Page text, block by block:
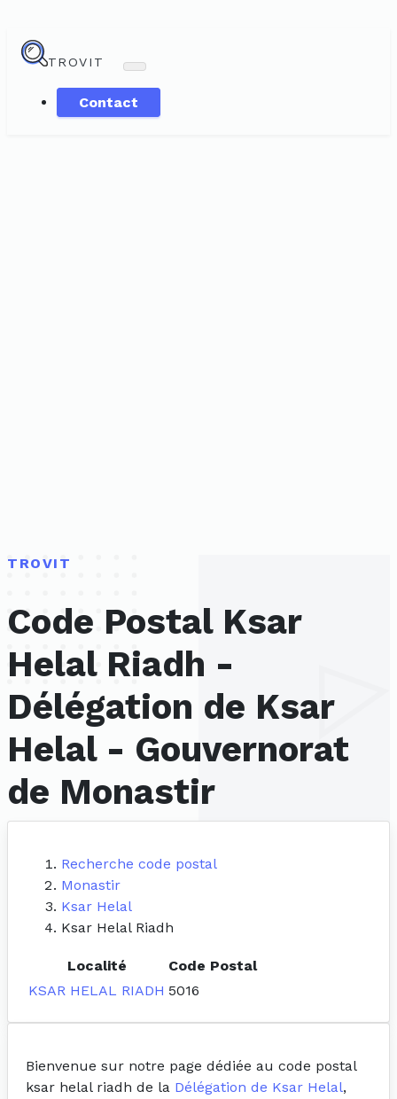
TROVIT
Contact
TROVIT
Code Postal Ksar
Helal Riadh -
Délégation de Ksar
Helal - Gouvernorat
de Monastir
Recherche code postal
Monastir
Ksar Helal
Ksar Helal Riadh
Localité
Code Postal
KSAR HELAL RIADH 5016
Bienvenue sur notre page dédiée au code postal
ksar helal riadh de la Délégation de Ksar Helal,